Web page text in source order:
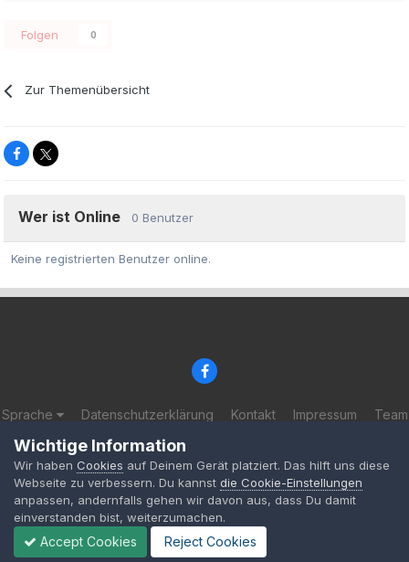
Folgen 0
Zur Themenübersicht
Wer ist Online 0 Benutzer
Keine registrierten Benutzer online.
Sprache Datenschutzerklärung Kontakt Impressum Team
© 2002-2025 BF-Games.net
Powered by Invision Community
Wichtige Information
Wir haben Cookies auf Deinem Gerät platziert. Das hilft uns diese
Webseite zu verbessern. Du kannst die Cookie-Einstellungen
anpassen, andernfalls gehen wir davon aus, dass Du damit
einverstanden bist, weiterzumachen.
Accept Cookies Reject Cookies